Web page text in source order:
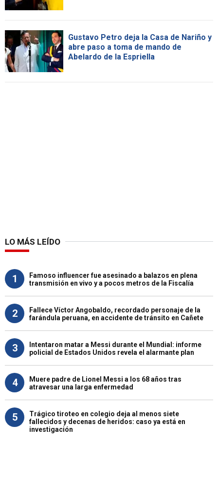
Gustavo Petro deja la Casa de Nariño y
abre paso a toma de mando de
Abelardo de la Espriella
LO MÁS LEÍDO
1
Famoso influencer fue asesinado a balazos en plena
transmisión en vivo y a pocos metros de la Fiscalía
2
Fallece Víctor Angobaldo, recordado personaje de la
farándula peruana, en accidente de tránsito en Cañete
3
Intentaron matar a Messi durante el Mundial: informe
policial de Estados Unidos revela el alarmante plan
4
Muere padre de Lionel Messi a los 68 años tras
atravesar una larga enfermedad
5
Trágico tiroteo en colegio deja al menos siete
fallecidos y decenas de heridos: caso ya está en
investigación